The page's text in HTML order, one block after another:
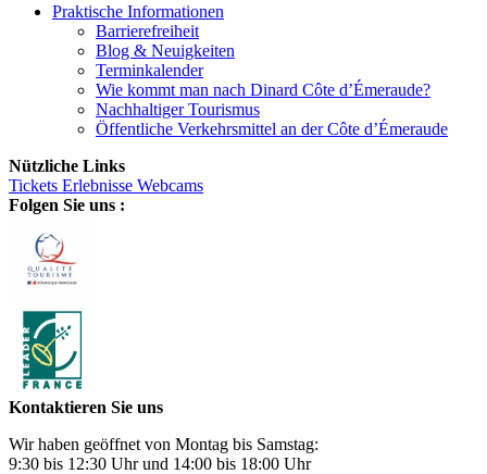
Praktische Informationen
Barrierefreiheit
Blog & Neuigkeiten
Terminkalender
Wie kommt man nach Dinard Côte d’Émeraude?
Nachhaltiger Tourismus
Öffentliche Verkehrsmittel an der Côte d’Émeraude
Nützliche Links
Tickets Erlebnisse Webcams
Folgen Sie uns :
Kontaktieren Sie uns
Wir haben geöffnet von Montag bis Samstag:
9:30 bis 12:30 Uhr und 14:00 bis 18:00 Uhr